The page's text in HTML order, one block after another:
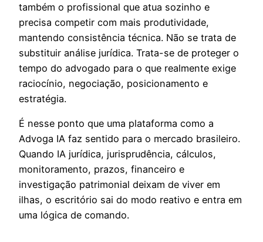
também o profissional que atua sozinho e
precisa competir com mais produtividade,
mantendo consistência técnica. Não se trata de
substituir análise jurídica. Trata-se de proteger o
tempo do advogado para o que realmente exige
raciocínio, negociação, posicionamento e
estratégia.
É nesse ponto que uma plataforma como a
Advoga IA faz sentido para o mercado brasileiro.
Quando IA jurídica, jurisprudência, cálculos,
monitoramento, prazos, financeiro e
investigação patrimonial deixam de viver em
ilhas, o escritório sai do modo reativo e entra em
uma lógica de comando.